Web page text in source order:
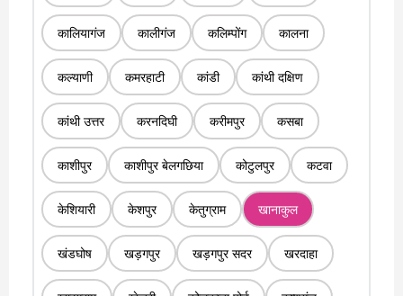
कालियागंज कालीगंज कलिम्पोंग कालना
कल्याणी कमरहाटी कांडी कांथी दक्षिण
कांथी उत्तर करनदिघी करीमपुर कसबा
काशीपुर काशीपुर बेलगछिया कोटुलपुर कटवा
केशियारी केशपुर केतुग्राम खानाकुल
खंडघोष खड़गपुर खड़गपुर सदर खरदाहा